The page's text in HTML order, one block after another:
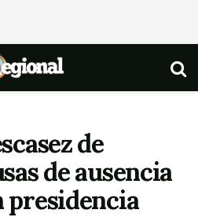
de
de ausencia
presidencia